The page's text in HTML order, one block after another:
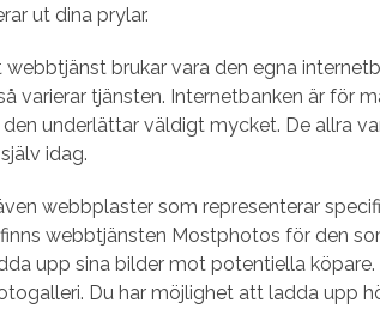
ut dina prylar.
webbtjänst brukar vara den egna
varierar tjänsten. Internetbanken är för
underlättar väldigt mycket. De allra
idag.
webbplaster som representerar
webbtjänsten Mostphotos för den
upp sina bilder mot potentiella
Du har möjlighet att ladda upp